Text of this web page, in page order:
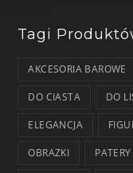
Tagi
AKCESORIA BAROWE
DO CIASTA DO
ELEGANCJA
OBRAZKI PATERY